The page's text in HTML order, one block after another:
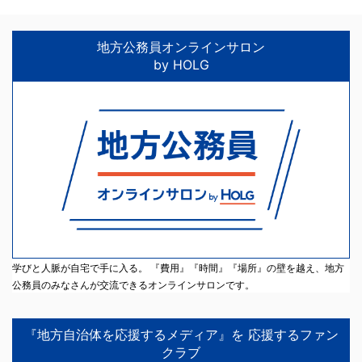
地方公務員オンラインサロン
by HOLG
学びと人脈が自宅で手に入る。 『費用』『時間』『場所』の壁を越え、地方
公務員のみなさんが交流できるオンラインサロンです。
『地方自治体を応援するメディア』を 応援するファン
クラブ